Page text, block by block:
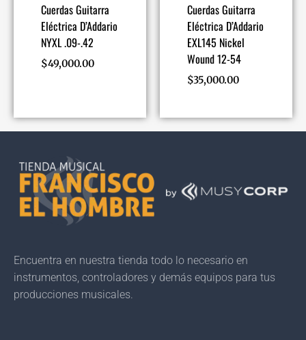
Cuerdas Guitarra
Eléctrica D’Addario
NYXL .09-.42
$49,000.00
Cuerdas Guitarra
Eléctrica D’Addario
EXL145 Nickel
Wound 12-54
$35,000.00
Encuentra en nuestra tienda todo lo necesario en
instrumentos, controladores y demás equipos para tus
producciones musicales.